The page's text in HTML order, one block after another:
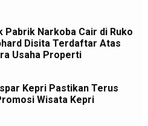
Pabrik Narkoba Cair di Ruko
Disita Terdaftar Atas
Usaha Properti
Kepri Pastikan Terus
Wisata Kepri